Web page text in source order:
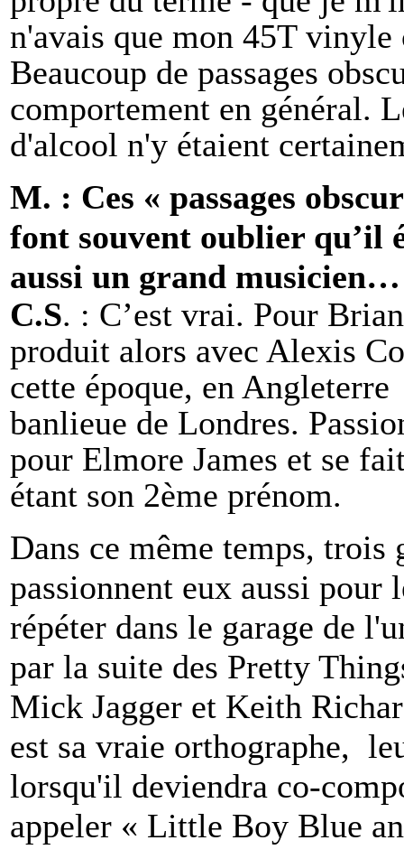
n'avais que mon 45T
Beaucoup de passages
comportement en général.
d'alcool n'y étaient
M. : Ces « passages
font souvent oublier qu’il
aussi un grand musicien…
C.S. : C’est vrai. Pour
produit alors avec Alexis
cette époque, en
banlieue de Londres.
pour Elmore James et se
étant son 2ème prénom.
Dans ce même temps,
passionnent eux aussi pour
répéter dans le garage de
par la suite des Pretty
Mick Jagger et Keith
est sa vraie orthographe,
lorsqu'il deviendra co-
appeler « Little Boy Blue